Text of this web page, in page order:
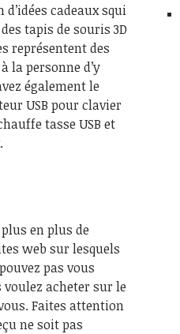
cadeaux squi
tapis de souris 3D
représentent des
la personne d’y
également le
USB pour clavier
tasse USB et
en plus de
web sur lesquels
pas vous
voulez acheter sur le
Faites attention
ne soit pas